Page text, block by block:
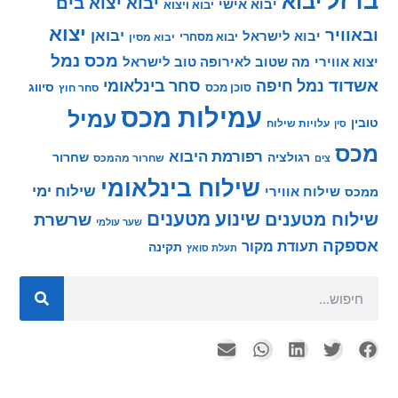
יבוא אישי יבוא ויצוא
יבוא לישראל יבוא מסחרי יבוא מסין יבואן יצוא
מה שטוב לאירופה טוב לישראל מכס נמל
נמל חיפה סוכן מכס סחר בינלאומי סחר חוץ סיווג
עלויות שילוח עמילות מכס עמיל
צים רגולציה רפורמת היבוא שחרור מהמכס שחרור
שילוח אווירי שילוח בינלאומי שילוח ימי
מטענים שינוע מטענים שער עולמי
שרשרת
תעודת מקור תעלת סואץ תקינה